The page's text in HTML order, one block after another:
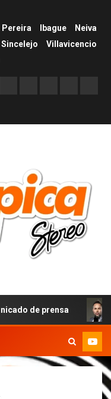
Pereira Ibague
Neiva
Sincelejo
Villavicencio